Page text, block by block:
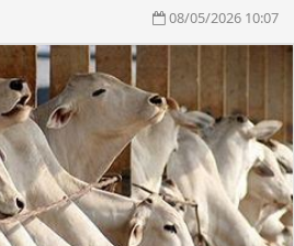
08/05/2026 10:07